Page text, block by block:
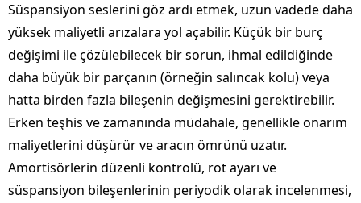
Süspansiyon seslerini göz ardı etmek, uzun vadede daha
yüksek maliyetli arızalara yol açabilir. Küçük bir burç
değişimi ile çözülebilecek bir sorun, ihmal edildiğinde
daha büyük bir parçanın (örneğin salıncak kolu) veya
hatta birden fazla bileşenin değişmesini gerektirebilir.
Erken teşhis ve zamanında müdahale, genellikle onarım
maliyetlerini düşürür ve aracın ömrünü uzatır.
Amortisörlerin düzenli kontrolü, rot ayarı ve
süspansiyon bileşenlerinin periyodik olarak incelenmesi,